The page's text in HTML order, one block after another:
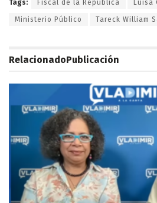
Tags: Fiscal de la República Luisa
Ministerio Público Tareck William
RelacionadoPublicación